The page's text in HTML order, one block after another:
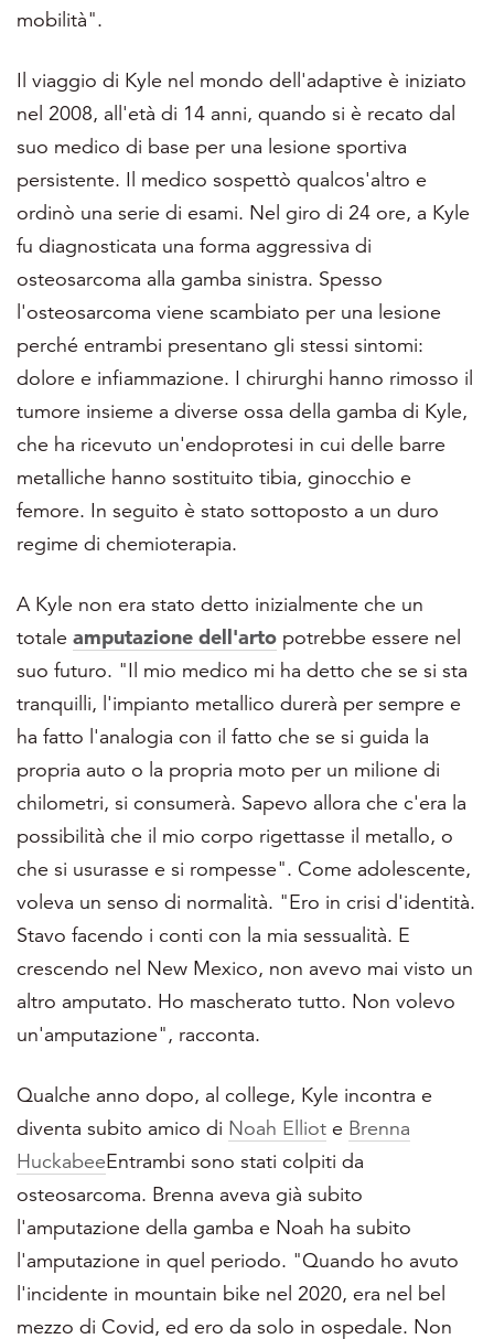
mobilità".
Il viaggio di Kyle nel mondo dell'adaptive è iniziato
nel 2008, all'età di 14 anni, quando si è recato dal
suo medico di base per una lesione sportiva
persistente. Il medico sospettò qualcos'altro e
ordinò una serie di esami. Nel giro di 24 ore, a Kyle
fu diagnosticata una forma aggressiva di
osteosarcoma alla gamba sinistra. Spesso
l'osteosarcoma viene scambiato per una lesione
perché entrambi presentano gli stessi sintomi:
dolore e infiammazione. I chirurghi hanno rimosso il
tumore insieme a diverse ossa della gamba di Kyle,
che ha ricevuto un'endoprotesi in cui delle barre
metalliche hanno sostituito tibia, ginocchio e
femore. In seguito è stato sottoposto a un duro
regime di chemioterapia.
A Kyle non era stato detto inizialmente che un
totale amputazione dell'arto potrebbe essere nel
suo futuro. "Il mio medico mi ha detto che se si sta
tranquilli, l'impianto metallico durerà per sempre e
ha fatto l'analogia con il fatto che se si guida la
propria auto o la propria moto per un milione di
chilometri, si consumerà. Sapevo allora che c'era la
possibilità che il mio corpo rigettasse il metallo, o
che si usurasse e si rompesse". Come adolescente,
voleva un senso di normalità. "Ero in crisi d'identità.
Stavo facendo i conti con la mia sessualità. E
crescendo nel New Mexico, non avevo mai visto un
altro amputato. Ho mascherato tutto. Non volevo
un'amputazione", racconta.
Qualche anno dopo, al college, Kyle incontra e
diventa subito amico di Noah Elliot e Brenna
HuckabeeEntrambi sono stati colpiti da
osteosarcoma. Brenna aveva già subito
l'amputazione della gamba e Noah ha subito
l'amputazione in quel periodo. "Quando ho avuto
l'incidente in mountain bike nel 2020, era nel bel
mezzo di Covid, ed ero da solo in ospedale. Non